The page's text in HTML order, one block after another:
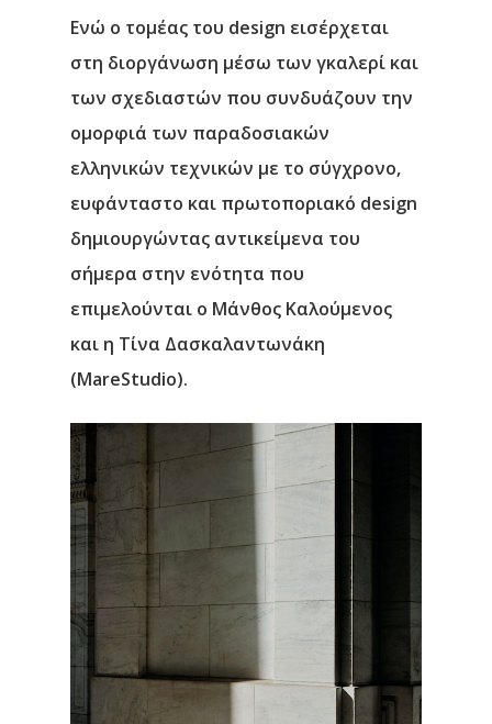
Eνώ ο τομέας του design εισέρχεται
στη διοργάνωση μέσω των γκαλερί και
των σχεδιαστών που συνδυάζουν την
ομορφιά των παραδοσιακών
ελληνικών τεχνικών με το σύγχρονο,
ευφάνταστο και πρωτοποριακό design
δημιουργώντας αντικείμενα του
σήμερα στην ενότητα που
επιμελούνται ο Μάνθος Καλούμενος
και η Τίνα Δασκαλαντωνάκη
(MareStudio).
Αρχική